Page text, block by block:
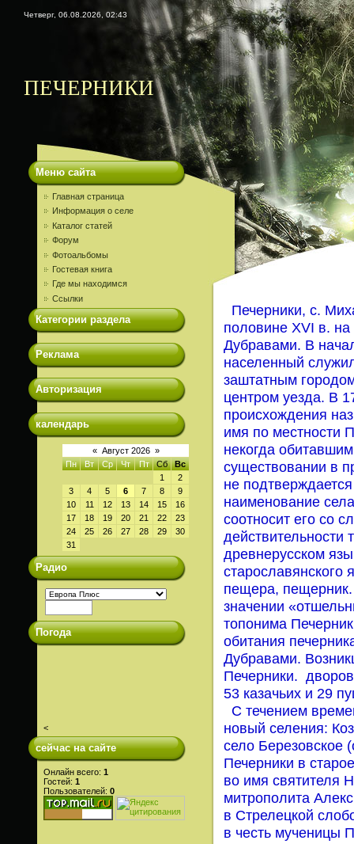
Четверг, 06.08.2026, 02:43
ПЕЧЕРНИКИ
Меню сайта
Главная страница
Информация о селе
Каталог статей
Форум
Фотоальбомы
Гостевая книга
Где мы находимся
Ссылки
Категории раздела
Реклама
Авторизация
календарь
« Август 2026 »
Пн
Вт Ср Чт Пт Сб
Вс
1
2
3
4 5 6 7 8
9
10
11 12 13 14 15
16
17
18 19 20 21 22
23
24
25 26 27 28 29
30
31
Радио
Погода
<
сейчас на сайте
Онлайн всего: 1
Гостей: 1
Пользователей: 0
Печерники, с.
половине XVI в.
Дубравами. В
населенный с
заштатным
центром уезда. В
происхождения
имя по местности
некогда
существовании в
не
наименование
соотносит его со
действительности
древнерусском
пещера, пещерник.
значении
топонима
обитания
Дубравами.
Печерники.
53 казачьих и 29
С течением
новый селения:
село Березовское
Печерники в
во имя святителя
митрополита
в Стрелецкой
в честь мученицы